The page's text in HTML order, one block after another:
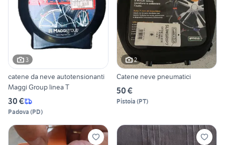
3
catene da neve autotensionanti
Maggi Group linea T
30 €
Padova (PD)
2
Catene neve pneumatici
50 €
Pistoia (PT)